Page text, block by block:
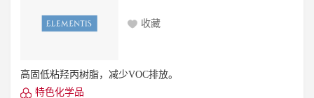
收藏
高固低粘羟丙树脂，减少VOC排放。
特色化学品